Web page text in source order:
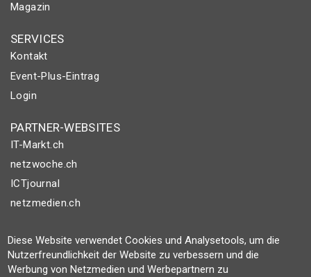
Magazin
SERVICES
Kontakt
Event-Plus-Eintrag
Login
PARTNER-WEBSITES
IT-Markt.ch
netzwoche.ch
ICTjournal
netzmedien.ch
© NETZMEDIEN AG 2026
Impressum
AGB
Diese Website verwendet Cookies und Analysetools, um die
Nutzerfreundlichkeit der Website zu verbessern und die
Werbung von Netzmedien und Werbepartnern zu